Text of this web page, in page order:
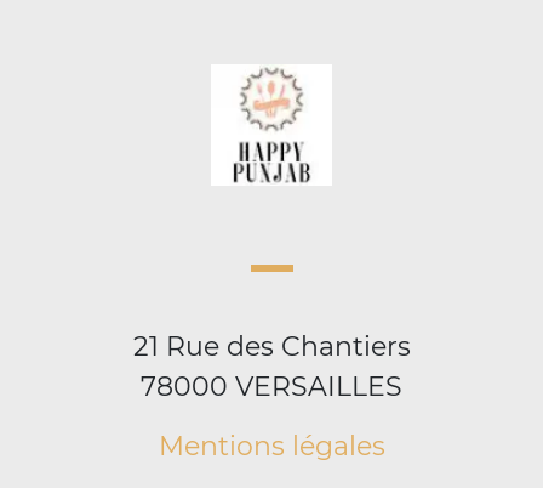
21 Rue des Chantiers
78000 VERSAILLES
Mentions légales